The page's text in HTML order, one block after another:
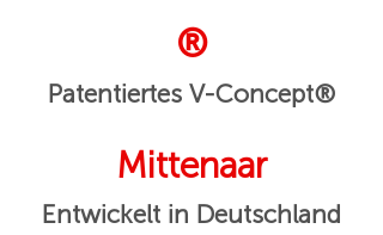
®
Patentiertes V-Concept®
Mittenaar
Entwickelt in Deutschland